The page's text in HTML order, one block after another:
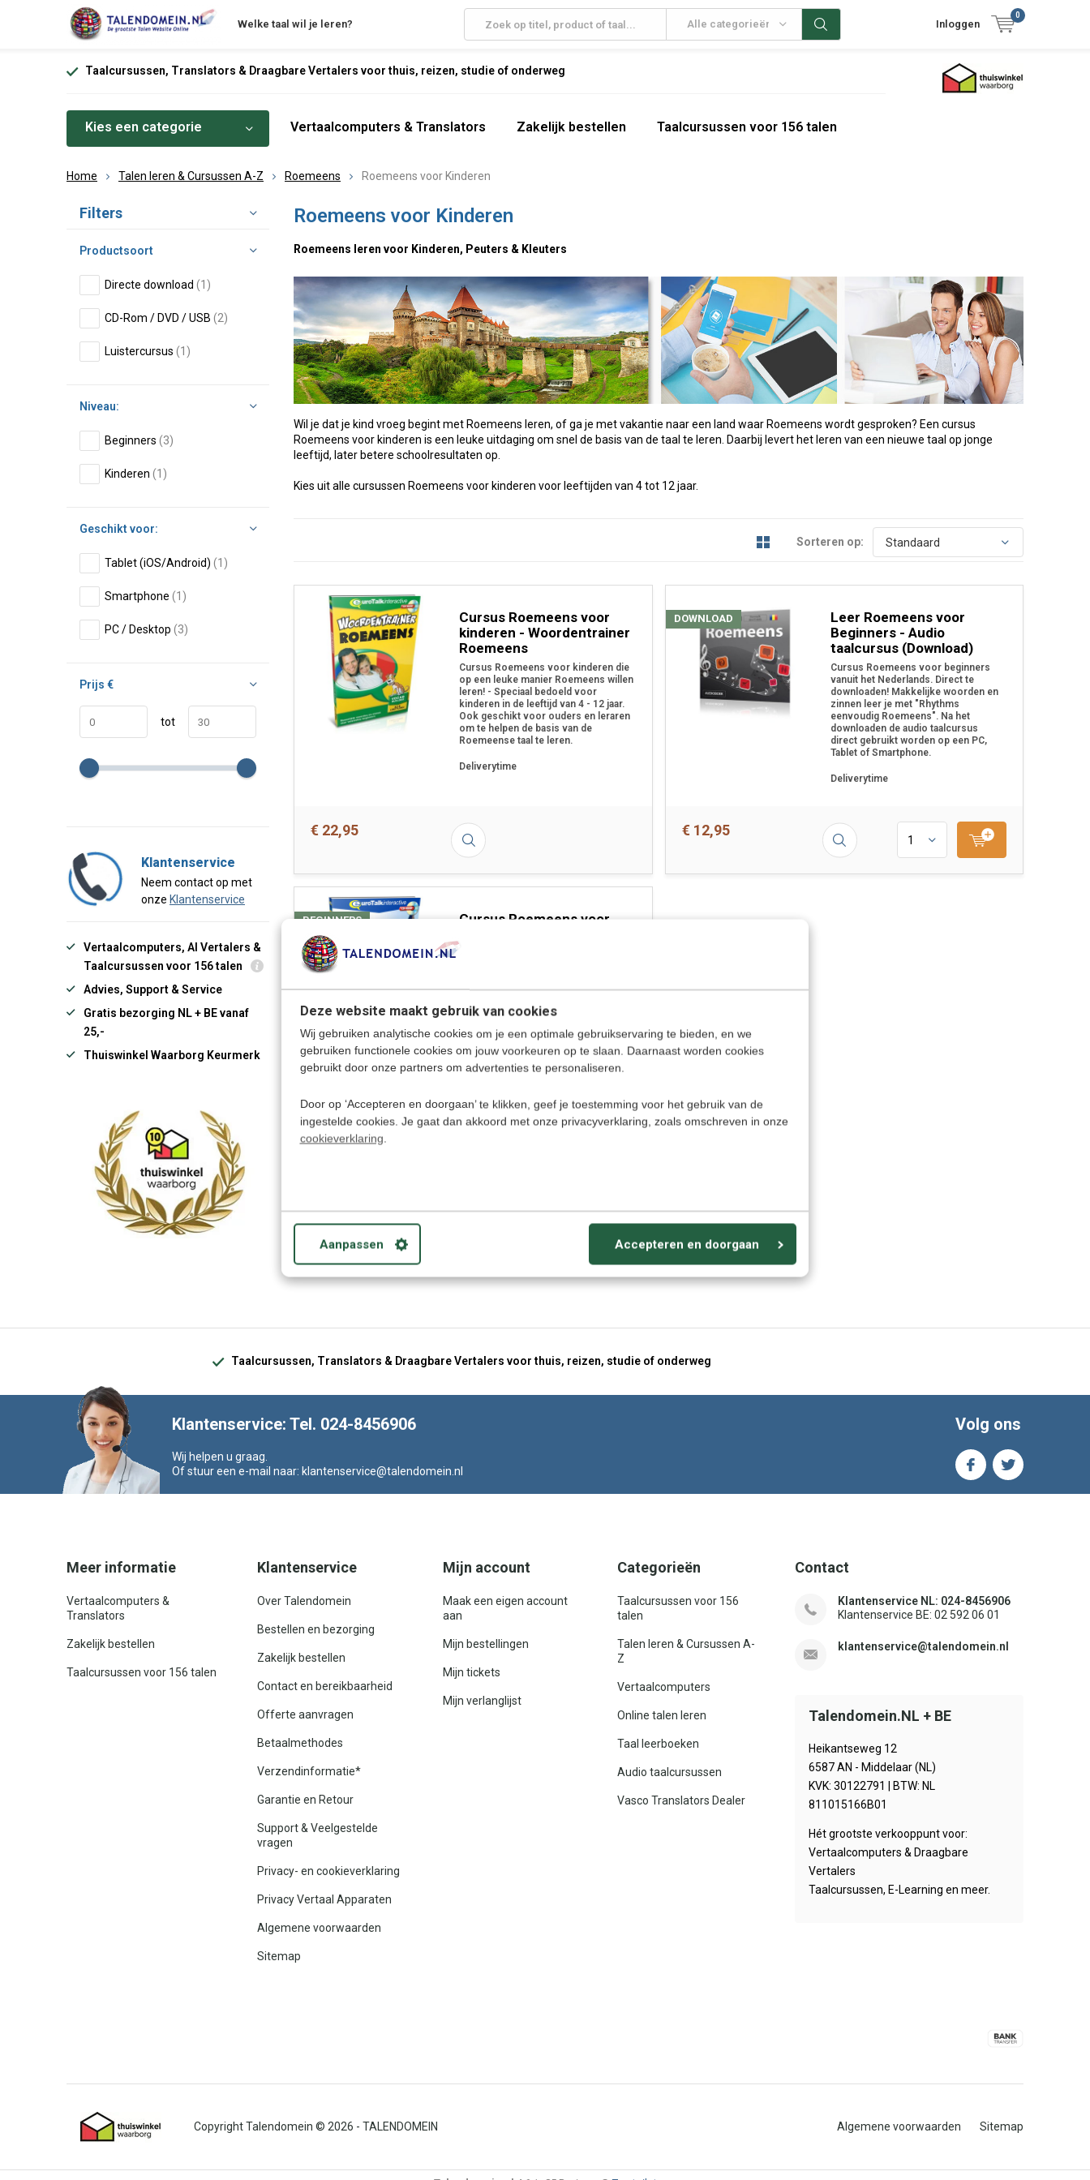
Deze website maakt gebruik van cookies
Wij gebruiken analytische cookies om je een optimale gebruikservaring te bieden, en we
gebruiken functionele cookies om jouw voorkeuren op te slaan. Daarnaast worden cookies
gebruikt door onze partners om advertenties te personaliseren.
Door op ‘Accepteren en doorgaan’ te klikken, geef je toestemming voor het gebruik van de
ingestelde cookies. Je gaat dan akkoord met onze privacyverklaring, zoals omschreven in onze
cookieverklaring.
Aanpassen Accepteren en doorgaan
Welke taal wil je leren? Alle categorieën Inloggen
0
Taalcursussen, Translators & Draagbare Vertalers voor thuis, reizen, studie of onderweg
Kies een categorie Vertaalcomputers & Translators Zakelijk bestellen Taalcursussen voor 156 talen
Home Talen leren & Cursussen A-Z Roemeens Roemeens voor Kinderen
Roemeens voor Kinderen
Roemeens leren voor Kinderen, Peuters & Kleuters
Wil je dat je kind vroeg begint met Roemeens leren, of ga je met vakantie naar een land waar Roemeens wordt gesproken? Een cursus
Roemeens voor kinderen is een leuke uitdaging om snel de basis van de taal te leren. Daarbij levert het leren van een nieuwe taal op jonge
leeftijd, later betere schoolresultaten op.
Kies uit alle cursussen Roemeens voor kinderen voor leeftijden van 4 tot 12 jaar.
Sorteren op:
Cursus Roemeens voor
kinderen - Woordentrainer
Roemeens
Cursus Roemeens voor kinderen die
op een leuke manier Roemeens willen
leren! - Speciaal bedoeld voor
kinderen in de leeftijd van 4 - 12 jaar.
Ook geschikt voor ouders en leraren
om te helpen de basis van de
Roemeense taal te leren.
Deliverytime
€ 22,95
Leer Roemeens voor
Beginners - Audio
taalcursus (Download)
Cursus Roemeens voor beginners
vanuit het Nederlands. Direct te
downloaden! Makkelijke woorden en
zinnen leer je met "Rhythms
eenvoudig Roemeens". Na het
downloaden de audio taalcursus
direct gebruikt worden op een PC,
Tablet of Smartphone.
Deliverytime
DOWNLOAD
€ 12,95
Cursus Roemeens voor
te spreken en te lezen. Met de
gemakkelijk Roemeens, en je kunt
oefenen met uitspraakvergelijking.
Ideaal voor zelfstudie, vakantie of
onderweg.
BEGINNERS
34,95€ 29,95
Sorteren op:
Filters
Productsoort
Directe download (1)
CD-Rom / DVD / USB (2)
Luistercursus (1)
Niveau:
Beginners (3)
Kinderen (1)
Geschikt voor:
Tablet (iOS/Android) (1)
Smartphone (1)
PC / Desktop (3)
Prijs €
tot
Klantenservice
Neem contact op met
onze Klantenservice
Vertaalcomputers, AI Vertalers &
Taalcursussen voor 156 talen
Advies, Support & Service
Gratis bezorging NL + BE vanaf
25,-
Thuiswinkel Waarborg Keurmerk
Taalcursussen, Translators & Draagbare Vertalers voor thuis, reizen, studie of onderweg
Klantenservice: Tel. 024-8456906
Wij helpen u graag.
Of stuur een e-mail naar: klantenservice@talendomein.nl
Volg ons
Meer informatie
Vertaalcomputers &
Translators
Zakelijk bestellen
Taalcursussen voor 156 talen
Klantenservice
Over Talendomein
Bestellen en bezorging
Zakelijk bestellen
Contact en bereikbaarheid
Offerte aanvragen
Betaalmethodes
Verzendinformatie*
Garantie en Retour
Support & Veelgestelde
vragen
Privacy- en cookieverklaring
Privacy Vertaal Apparaten
Algemene voorwaarden
Sitemap
Mijn account
Maak een eigen account
aan
Mijn bestellingen
Mijn tickets
Mijn verlanglijst
Categorieën
Taalcursussen voor 156
talen
Talen leren & Cursussen A-
Z
Vertaalcomputers
Online talen leren
Taal leerboeken
Audio taalcursussen
Vasco Translators Dealer
Contact
Klantenservice NL: 024-8456906
Klantenservice BE: 02 592 06 01
klantenservice@talendomein.nl
Talendomein.NL + BE
Heikantseweg 12
6587 AN - Middelaar (NL)
KVK: 30122791 | BTW: NL
811015166B01
Hét grootste verkooppunt voor:
Vertaalcomputers & Draagbare
Vertalers
Taalcursussen, E-Learning en meer.
© 2026 - TALENDOMEIN Algemene voorwaarden Sitemap